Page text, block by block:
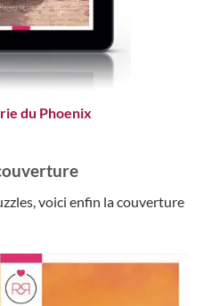
du Phoenix
voici enfin la couverture